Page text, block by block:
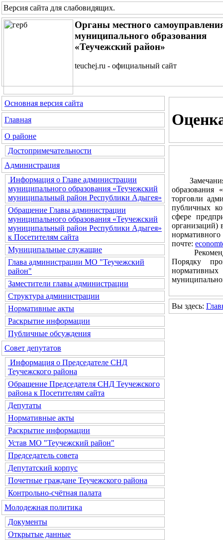
Версия сайта для слабовидящих.
Органы местного
муниципального образования
«Теучежский район»
teuchej.ru - официальный сайт
Основная версия сайта
Главная
О районе
Достопримечательности
Администрация
Информация о Главе администрации
муниципального образования «Теучежский
муниципальный район Республики Адыгея»
Обращение Главы администрации
муниципального образования «Теучежский
муниципальный район Республики Адыгея»
к Посетителям сайта
Муниципальные служащие
Глава администрации МО "Теучежский
район"
Заместители главы администрации
Структура администрации
Нормативные акты
Раскрытие информации
Публичные обсуждения
Совет депутатов
Информация о Председателе СНД
Теучежского района
Обращение Председателя СНД Теучежского
района к Посетителям сайта
Депутаты
Нормативные акты
Раскрытие информации
Устав МО "Теучежский район"
Председатель совета
Депутатский корпус
Почетные граждане Теучежского района
Контрольно-счётная палата
Молодежная политика
Документы
Открытые данные
Замечания
образования
торговли
публичных
сфере
организаций)
нормативного
почте:
Порядку
Вы здесь: